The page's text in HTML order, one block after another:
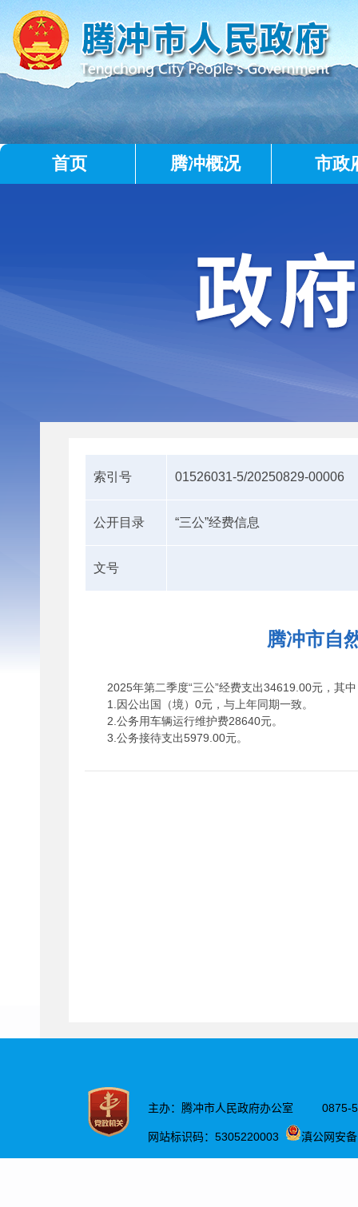
首页 腾冲概况 市政
索引号 01526031-5/20250829-00006
公开目录 “三公”经费信息
文号
腾冲市自
2025年第二季度“三公”经费支出34619.00元，其
1.因公出国（境）0元，与上年同期一致。
2.公务用车辆运行维护费28640元。
3.公务接待支出5979.00元。